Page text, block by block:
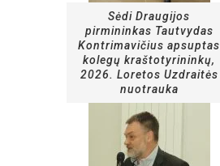
Sėdi Draugijos
pirmininkas Tautvydas
Kontrimavičius apsuptas
kolegų kraštotyrininkų,
2026. Loretos Uzdraitės
nuotrauka